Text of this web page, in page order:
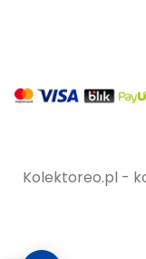
Kolektoreo.pl -